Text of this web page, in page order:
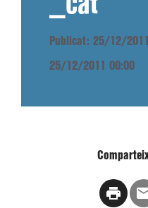
Publicat: 25/12/
25/12/2011 00:00